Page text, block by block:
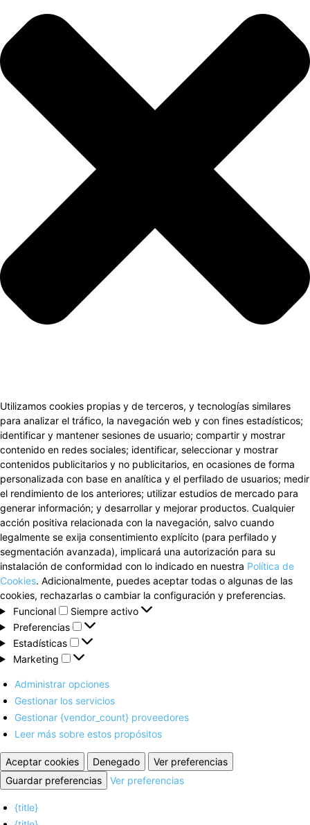
Utilizamos cookies propias y de terceros, y tecnologías similares
para analizar el tráfico, la navegación web y con fines estadísticos;
identificar y mantener sesiones de usuario; compartir y mostrar
contenido en redes sociales; identificar, seleccionar y mostrar
contenidos publicitarios y no publicitarios, en ocasiones de forma
personalizada con base en analítica y el perfilado de usuarios; medir
el rendimiento de los anteriores; utilizar estudios de mercado para
generar información; y desarrollar y mejorar productos. Cualquier
acción positiva relacionada con la navegación, salvo cuando
legalmente se exija consentimiento explícito (para perfilado y
segmentación avanzada), implicará una autorización para su
instalación de conformidad con lo indicado en nuestra Política de
Cookies. Adicionalmente, puedes aceptar todas o algunas de las
cookies, rechazarlas o cambiar la configuración y preferencias.
Funcional
Funcional
Siempre activo
Preferencias
Preferencias
Estadísticas
Estadísticas
Marketing
Marketing
Administrar opciones
Gestionar los servicios
Gestionar {vendor_count} proveedores
Leer más sobre estos propósitos
Aceptar cookies Denegado
Ver preferencias
Guardar preferencias
Ver preferencias
{title}